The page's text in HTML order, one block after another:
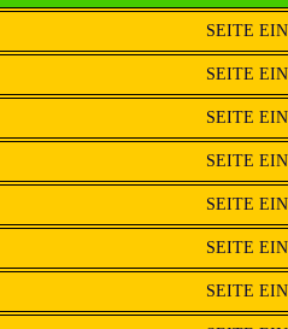
SEITE
SEITE
SEITE
SEITE
SEITE
SEITE
SEITE